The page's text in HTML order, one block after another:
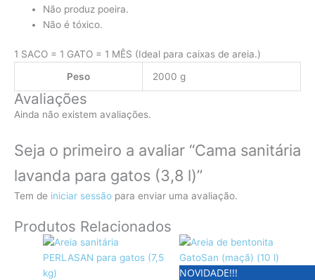
Não produz poeira.
Não é tóxico.
1 SACO = 1 GATO = 1 MÊS (Ideal para caixas de areia.)
Peso
2000 g
Avaliações
Ainda não existem avaliações.
Seja o primeiro a avaliar “Cama sanitária
lavanda para gatos (3,8 l)”
Tem de iniciar sessão para enviar uma avaliação.
Produtos Relacionados
NOVIDADE!!!